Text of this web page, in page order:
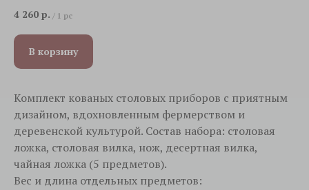
4 260 р. / 1 pc
В корзину
Комплект кованых столовых приборов с приятным
дизайном, вдохновленным фермерством и
деревенской культурой. Состав набора: столовая
ложка, столовая вилка, нож, десертная вилка,
чайная ложка (5 предметов).
Вес и длина отдельных предметов: